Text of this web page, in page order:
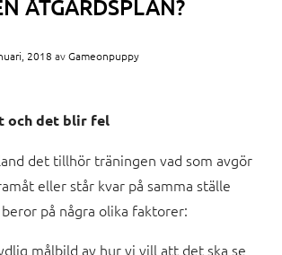
ÅTGÄRDSPLAN?
2018 avGameonpuppy
och det blir fel
det tillhör träningen vad som avgör
eller står kvar på samma ställe
på några olika faktorer:
målbild av hur vi vill att det ska se